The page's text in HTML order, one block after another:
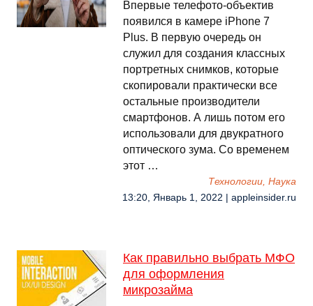
Впервые телефото-объектив
появился в камере iPhone 7
Plus. В первую очередь он
служил для создания классных
портретных снимков, которые
скопировали практически все
остальные производители
смартфонов. А лишь потом его
использовали для двукратного
оптического зума. Со временем
этот …
Технологии, Наука
13:20, Январь 1, 2022 | appleinsider.ru
Как правильно выбрать МФО
для оформления
микрозайма